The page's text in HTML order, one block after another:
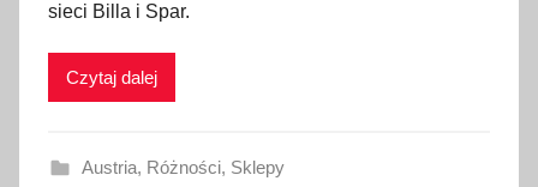
i
w
n
sieci Billa i Spar.
Czytaj dalej
Austria, Różności, Sklepy